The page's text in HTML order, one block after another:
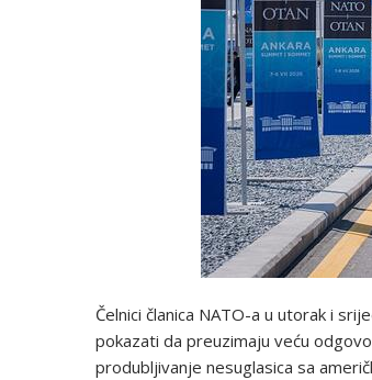
Čelnici članica NATO-a u utorak i
pokazati da preuzimaju veću
produbljivanje nesuglasica sa